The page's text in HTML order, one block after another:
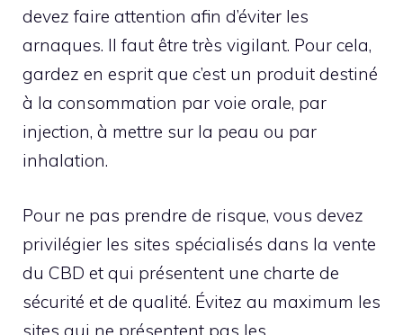
devez faire attention afin d’éviter les
arnaques. Il faut être très vigilant. Pour cela,
gardez en esprit que c’est un produit destiné
à la consommation par voie orale, par
injection, à mettre sur la peau ou par
inhalation.
Pour ne pas prendre de risque, vous devez
privilégier les sites spécialisés dans la vente
du CBD et qui présentent une charte de
sécurité et de qualité. Évitez au maximum les
sites qui ne présentent pas les